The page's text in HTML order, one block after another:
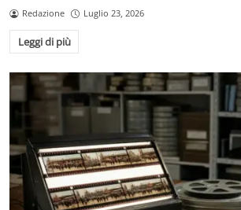
Redazione Luglio 23, 2026
Leggi di più